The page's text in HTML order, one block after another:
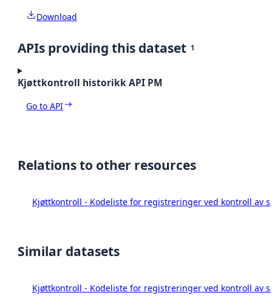
Download
APIs providing this dataset 1
Kjøttkontroll historikk API PM
Go to API
Relations to other resources
Kjøttkontroll - Kodeliste for registreringer ved kontroll av
Similar datasets
Kjøttkontroll - Kodeliste for registreringer ved kontroll av